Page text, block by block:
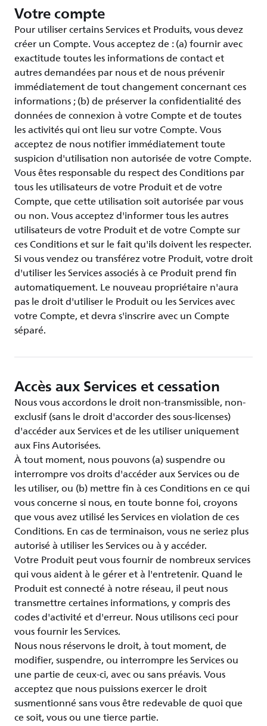
Votre compte
Pour utiliser certains Services et Produits, vous devez
créer un Compte. Vous acceptez de : (a) fournir avec
exactitude toutes les informations de contact et
autres demandées par nous et de nous prévenir
immédiatement de tout changement concernant ces
informations ; (b) de préserver la confidentialité des
données de connexion à votre Compte et de toutes
les activités qui ont lieu sur votre Compte. Vous
acceptez de nous notifier immédiatement toute
suspicion d'utilisation non autorisée de votre Compte.
Vous êtes responsable du respect des Conditions par
tous les utilisateurs de votre Produit et de votre
Compte, que cette utilisation soit autorisée par vous
ou non. Vous acceptez d'informer tous les autres
utilisateurs de votre Produit et de votre Compte sur
ces Conditions et sur le fait qu'ils doivent les respecter.
Si vous vendez ou transférez votre Produit, votre droit
d'utiliser les Services associés à ce Produit prend fin
automatiquement. Le nouveau propriétaire n'aura
pas le droit d'utiliser le Produit ou les Services avec
votre Compte, et devra s'inscrire avec un Compte
séparé.
Accès aux Services et cessation
Nous vous accordons le droit non-transmissible, non-
exclusif (sans le droit d'accorder des sous-licenses)
d'accéder aux Services et de les utiliser uniquement
aux Fins Autorisées.
À tout moment, nous pouvons (a) suspendre ou
interrompre vos droits d'accéder aux Services ou de
les utiliser, ou (b) mettre fin à ces Conditions en ce qui
vous concerne si nous, en toute bonne foi, croyons
que vous avez utilisé les Services en violation de ces
Conditions. En cas de terminaison, vous ne seriez plus
autorisé à utiliser les Services ou à y accéder.
Votre Produit peut vous fournir de nombreux services
qui vous aident à le gérer et à l'entretenir. Quand le
Produit est connecté à notre réseau, il peut nous
transmettre certaines informations, y compris des
codes d'activité et d'erreur. Nous utilisons ceci pour
vous fournir les Services.
Nous nous réservons le droit, à tout moment, de
modifier, suspendre, ou interrompre les Services ou
une partie de ceux-ci, avec ou sans préavis. Vous
acceptez que nous puissions exercer le droit
susmentionné sans vous être redevable de quoi que
ce soit, vous ou une tierce partie.